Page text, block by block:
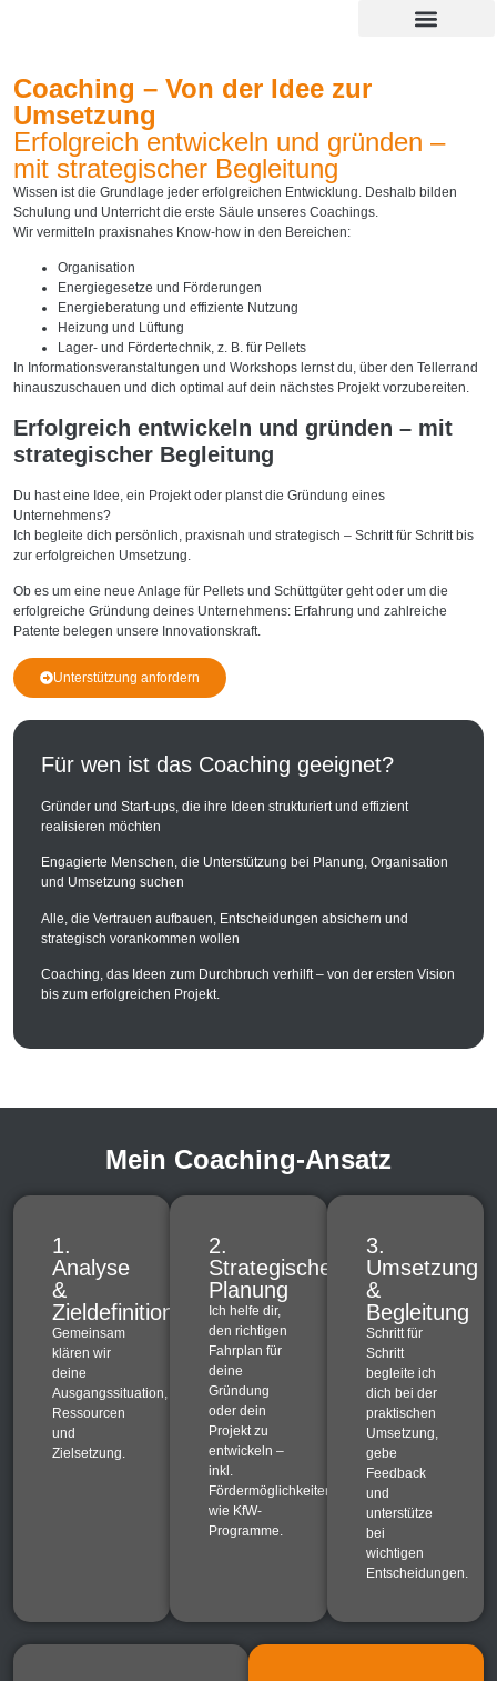
Coaching – Von der Idee zur
Umsetzung
Erfolgreich entwickeln und gründen –
mit strategischer Begleitung
Wissen ist die Grundlage jeder erfolgreichen Entwicklung. Deshalb bilden
Schulung und Unterricht die erste Säule unseres Coachings.
Wir vermitteln praxisnahes Know-how in den Bereichen:
Organisation
Energiegesetze und Förderungen
Energieberatung und effiziente Nutzung
Heizung und Lüftung
Lager- und Fördertechnik, z. B. für Pellets
In Informationsveranstaltungen und Workshops lernst du, über den Tellerrand
hinauszuschauen und dich optimal auf dein nächstes Projekt vorzubereiten.
Erfolgreich entwickeln und gründen – mit
strategischer Begleitung
Du hast eine Idee, ein Projekt oder planst die Gründung eines
Unternehmens?
Ich begleite dich persönlich, praxisnah und strategisch – Schritt für Schritt bis
zur erfolgreichen Umsetzung.
Ob es um eine neue Anlage für Pellets und Schüttgüter geht oder um die
erfolgreiche Gründung deines Unternehmens: Erfahrung und zahlreiche
Patente belegen unsere Innovationskraft.
Unterstützung anfordern
Für wen ist das Coaching geeignet?
Gründer und Start-ups, die ihre Ideen strukturiert und effizient
realisieren möchten
Engagierte Menschen, die Unterstützung bei Planung, Organisation
und Umsetzung suchen
Alle, die Vertrauen aufbauen, Entscheidungen absichern und
strategisch vorankommen wollen
Coaching, das Ideen zum Durchbruch verhilft – von der ersten Vision
bis zum erfolgreichen Projekt.
Mein Coaching-Ansatz
1.
Analyse
&
Zieldefinition
Gemeinsam
klären wir
deine
Ausgangssituation,
Ressourcen
und
Zielsetzung.
2.
Strategische
Planung
Ich helfe dir,
den richtigen
Fahrplan für
deine
Gründung
oder dein
Projekt zu
entwickeln –
inkl.
Fördermöglichkeiten
wie KfW-
Programme.
3.
Umsetzung
&
Begleitung
Schritt für
Schritt
begleite ich
dich bei der
praktischen
Umsetzung,
gebe
Feedback
und
unterstütze
bei
wichtigen
Entscheidungen.